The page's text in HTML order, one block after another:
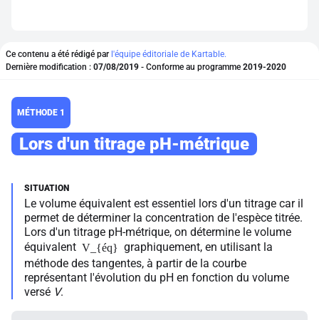
Ce contenu a été rédigé par l'équipe éditoriale de Kartable.
Dernière modification : 07/08/2019 - Conforme au programme 2019-2020
MÉTHODE 1
Lors d'un titrage pH-métrique
Le volume équivalent est essentiel lors d'un titrage car il
permet de déterminer la concentration de l'espèce titrée.
Lors d'un titrage pH-métrique, on détermine le volume
équivalent V_{éq} graphiquement, en utilisant la
méthode des tangentes, à partir de la courbe
représentant l'évolution du pH en fonction du volume
versé V.